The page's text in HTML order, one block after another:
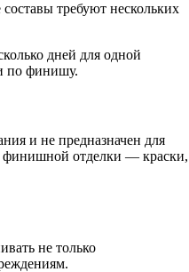
требуют нескольких
дней для одной
по финишу.
и не предназначен для
финишной отделки — краски,
не только